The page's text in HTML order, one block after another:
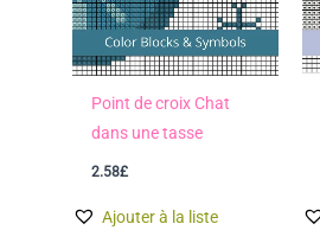
Point de croix Chat
dans une tasse
2.58£
Ajouter à la liste